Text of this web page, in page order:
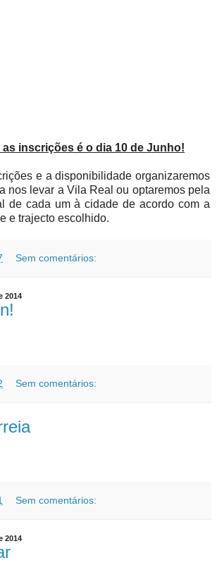
as inscrições é o dia 10 de Junho!
e a disponibilidade organizaremos
nos levar a Vila Real ou optaremos pela
de cada um à cidade de acordo com a
e trajecto escolhido.
Sem comentários:
2014
Sem comentários:
Sem comentários:
2014